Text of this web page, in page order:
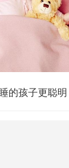
的孩子更聪明